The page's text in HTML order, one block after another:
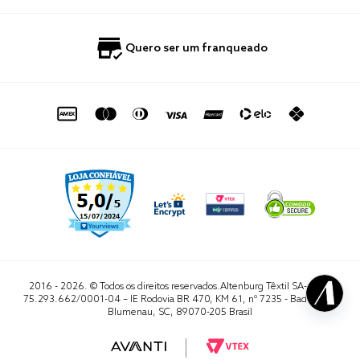
Política de Privacidade
0800 729 1588
sac@altenburg.com.br
Quero ser um franqueado
2016 - 2026. © Todos os direitos reservados.Altenburg Têxtil SA- CNPJ
75.293.662/0001-04 – IE Rodovia BR 470, KM 61, nº 7235 - Badenfurt,
Blumenau, SC, 89070-205 Brasil